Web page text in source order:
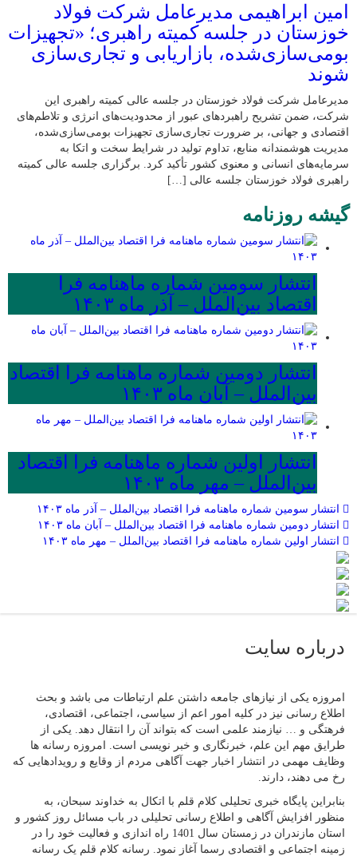
امین ابراهیمی مدیرعامل شرکت فولاد
خوزستان در جلسه کمیته راهبری؛ «تجهیزات
بومی‌سازی‌شده، بازاریابی و تجاری‌سازی
شوند
مدیرعامل شرکت فولاد خوزستان در جلسه عالی کمیته راهبری این
شرکت، ضمن تشریح راهبردهای عبور از محدودیت‌های انرژی و تلاطم‌های
اقتصادی و جهانی، بر ضرورت تجاری‌سازی تجهیزات بومی‌سازی‌شده،
مدیریت هوشمندانه منابع، تداوم تولید در شرایط سخت و اتکا به
سرمایه‌های انسانی و معنوی کشور تأکید کرد. برگزاری جلسه عالی کمیته
راهبری فولاد خوزستان جلسه عالی […]
گیشه روزنامه
انتشار سومین شماره ماهنامه فرا
اقتصاد بین‌الملل – آذر ماه ۱۴۰۳
انتشار دومین شماره ماهنامه فرا اقتصاد
بین‌الملل – آبان ماه ۱۴۰۳
انتشار اولین شماره ماهنامه فرا اقتصاد
بین‌الملل – مهر ماه ۱۴۰۳
انتشار سومین شماره ماهنامه فرا اقتصاد بین‌الملل – آذر ماه ۱۴۰۳
انتشار دومین شماره ماهنامه فرا اقتصاد بین‌الملل – آبان ماه ۱۴۰۳
انتشار اولین شماره ماهنامه فرا اقتصاد بین‌الملل – مهر ماه ۱۴۰۳
درباره سایت
امروزه یکی از نیازهای جامعه داشتن علم ارتباطات می باشد و بحث
اطلاع رسانی نیز در کلیه امور اعم از سیاسی، اجتماعی، اقتصادی،
فرهتگی و … نیازمند علمی است که بتواند آن را انتقال دهد. یکی از
طرایق مهم این علم، خبرنگاری و خبر نویسی است. امروزه رسانه ها
وظایف مهمی در انتشار اخبار جهت آگاهی مردم از وقایع و رویدادهایی که
رخ می دهند، دارند.
بنابراین پایگاه خبری تحلیلی کلام قلم با اتکال به خداوند سبحان، به
منظور افزایش آگاهی و اطلاع رسانی تحلیلی در باب مسائل روز کشور و
استان مازندران در زمستان سال 1401 راه اندازی و فعالیت خود را در
زمینه اجتماعی و اقتصادی رسما آغاز نمود. رسانه کلام قلم یک رسانه